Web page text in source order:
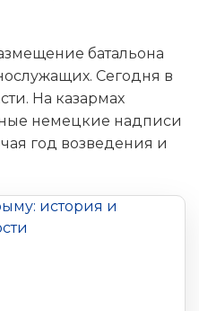
батальона
Сегодня в
На казармах
немецкие надписи
год возведения и